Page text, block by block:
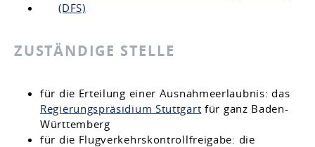
(DFS)
ZUSTÄNDIGE STELLE
für die Erteilung einer Ausnahmeerlaubnis: das
Regierungspräsidium Stuttgart für ganz Baden-
Württemberg
für die Flugverkehrskontrollfreigabe: die